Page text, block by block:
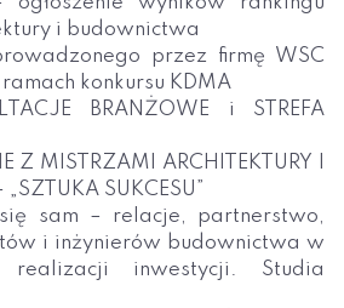
i budownictwa
przez firmę WSC
konkursu KDMA
BRANŻOWE i STREFA
Z MISTRZAMI ARCHITEKTURY I
SUKCESU”
sam – relacje, partnerstwo,
i inżynierów budownictwa w
inwestycji. Studia